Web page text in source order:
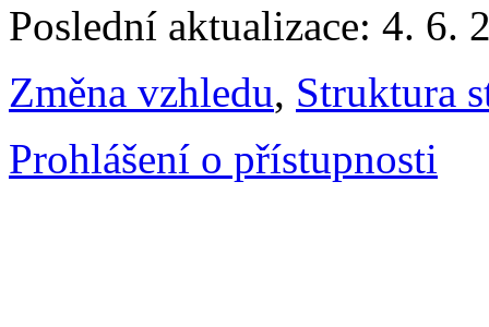
Poslední aktualizace: 4. 6.
Změna vzhledu, Struktura
Prohlášení o přístupnosti